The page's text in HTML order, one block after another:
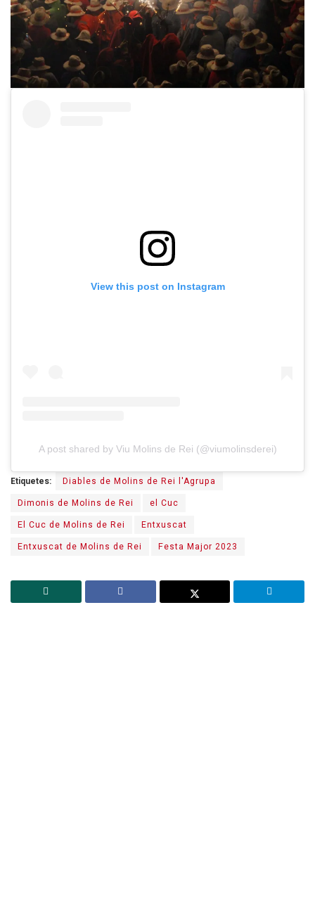
View this post on Instagram
A post shared by Viu Molins de Rei (@viumolinsderei)
Etiquetes:
Diables de Molins de Rei l'Agrupa
Dimonis de Molins de Rei
el Cuc
El Cuc de Molins de Rei
Entxuscat
Entxuscat de Molins de Rei
Festa Major 2023